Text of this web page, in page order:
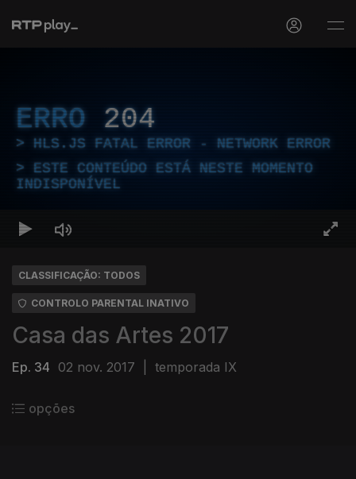
ERRO 204
HLS.JS FATAL ERROR - NETWORK ERROR
ESTE CONTEÚDO ESTÁ NESTE MOMENTO
INDISPONÍVEL
CLASSIFICAÇÃO: TODOS
CONTROLO PARENTAL INATIVO
Casa das Artes 2017
Ep. 34 02 nov. 2017 temporada IX
opções